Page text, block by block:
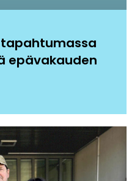
epävakauden